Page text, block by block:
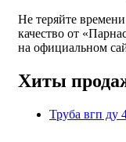
Не теряйте
качество от
на официальном
Хиты
Труба вгп ду